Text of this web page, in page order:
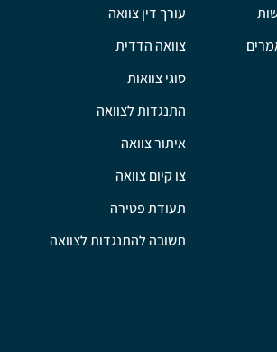
עורך דין צוואה
צוואה הדדית
סוגי צוואות
התנגדות לצוואה
איתור צוואה
צו קיום צוואה
תעודת פטירה
תשובה להתנגדות לצוואה